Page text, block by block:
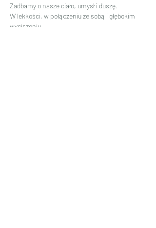
Zadbamy o nasze ciało, umysł i duszę.
W lekkości, w połączeniu ze sobą i głębokim
wyciszeniu.